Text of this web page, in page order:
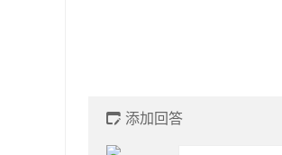
 添加回答